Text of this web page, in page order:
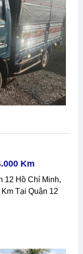
Km
Tại Quận 12